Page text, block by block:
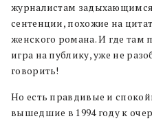
журналистам
сентенции, похожие на
женского романа. И где там
игра на публику, уже не
говорить!
Но есть правдивые и
вышедшие в 1994 году к